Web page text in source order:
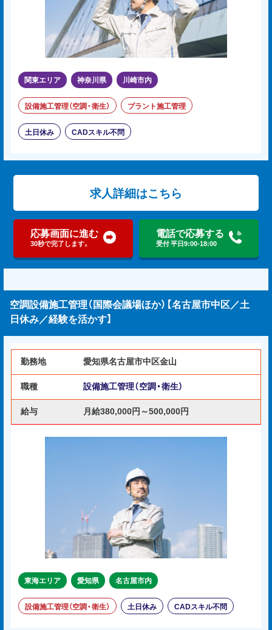
関東エリア 神奈川県 川崎市内
設備施工管理（空調・衛生） プラント施工管理
土日休み CADスキル不問
求人詳細はこちら
応募画面に進む
30秒で完了します。
電話で応募する
受付 平日9:00-18:00
空調設備施工管理（国際会議場ほか）【名古屋市中区／土
日休み／経験を活かす】
勤務地 愛知県名古屋市中区金山
職種 設備施工管理（空調・衛生）
給与 月給380,000円～500,000円
東海エリア 愛知県 名古屋市内
設備施工管理（空調・衛生） 土日休み CADスキル不問